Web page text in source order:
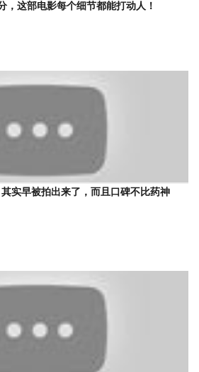
，这部电影每个细节都能打动人！
其实早被拍出来了，而且口碑不比药神